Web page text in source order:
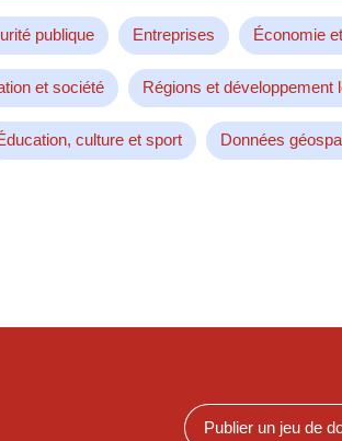
publique Entreprises Économie
et société Régions et développement
culture et sport Données
Publier un jeu de